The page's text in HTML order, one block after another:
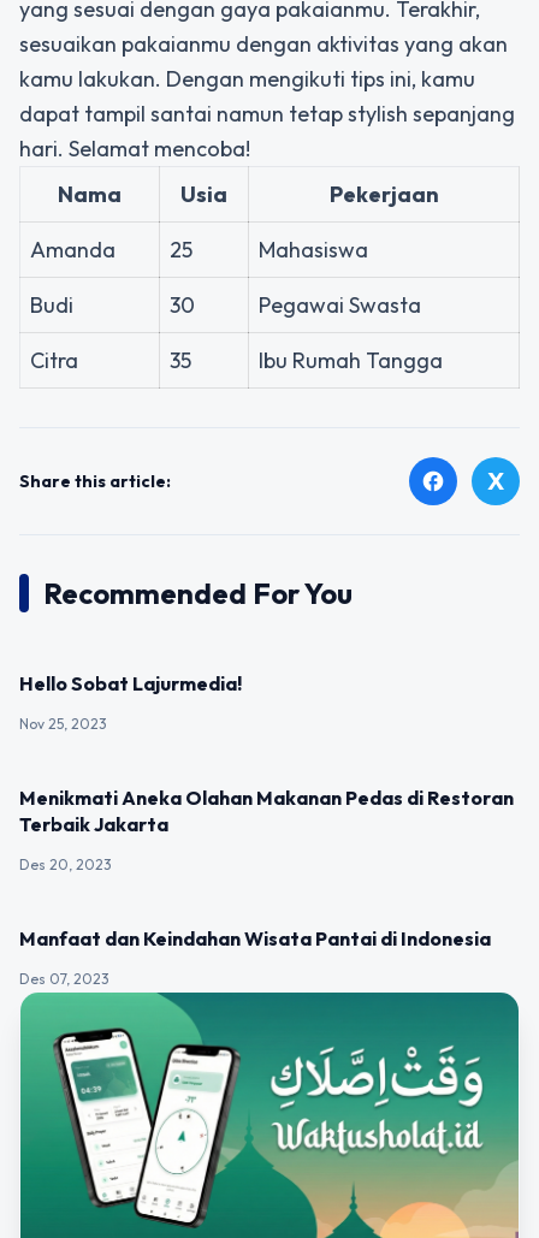
yang sesuai dengan gaya pakaianmu. Terakhir,
sesuaikan pakaianmu dengan aktivitas yang akan
kamu lakukan. Dengan mengikuti tips ini, kamu
dapat tampil santai namun tetap stylish sepanjang
hari. Selamat mencoba!
Nama
Usia
Pekerjaan
Amanda
25
Mahasiswa
Budi
30
Pegawai Swasta
Citra
35 Ibu Rumah Tangga
Share this article: facebook X
Recommended For You
Hello Sobat Lajurmedia!
Nov 25, 2023
Menikmati Aneka Olahan Makanan Pedas di Restoran
Terbaik Jakarta
Des 20, 2023
Manfaat dan Keindahan Wisata Pantai di Indonesia
Des 07, 2023